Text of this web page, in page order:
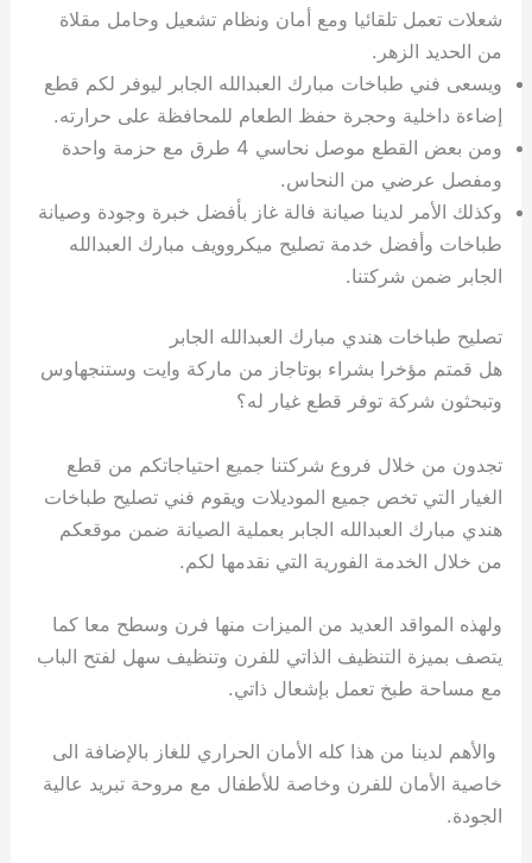
شعلات تعمل تلقائيا ومع أمان ونظام تشعيل وحامل مقلاة
من الحديد الزهر.
ويسعى فني طباخات مبارك العبدالله الجابر ليوفر لكم قطع
إضاءة داخلية وحجرة حفظ الطعام للمحافظة على حرارته.
ومن بعض القطع موصل نحاسي 4 طرق مع حزمة واحدة
ومفصل عرضي من النحاس.
وكذلك الأمر لدينا صيانة فالة غاز بأفضل خبرة وجودة وصيانة
طباخات وأفضل خدمة تصليح ميكروويف مبارك العبدالله
الجابر ضمن شركتنا.
تصليح طباخات هندي مبارك العبدالله الجابر
هل قمتم مؤخرا بشراء بوتاجاز من ماركة وايت وستنجهاوس
وتبحثون شركة توفر قطع غيار له؟
تجدون من خلال فروع شركتنا جميع احتياجاتكم من قطع
الغيار التي تخص جميع الموديلات ويقوم فني تصليح طباخات
هندي مبارك العبدالله الجابر بعملية الصيانة ضمن موقعكم
من خلال الخدمة الفورية التي نقدمها لكم.
ولهذه المواقد العديد من الميزات منها فرن وسطح معا كما
يتصف بميزة التنظيف الذاتي للفرن وتنظيف سهل لفتح الباب
مع مساحة طبخ تعمل بإشعال ذاتي.
والأهم لدينا من هذا كله الأمان الحراري للغاز بالإضافة الى
خاصية الأمان للفرن وخاصة للأطفال مع مروحة تبريد عالية
الجودة.